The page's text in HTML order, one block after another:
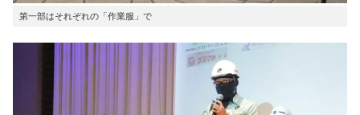
第一部はそれぞれの「作業服」で